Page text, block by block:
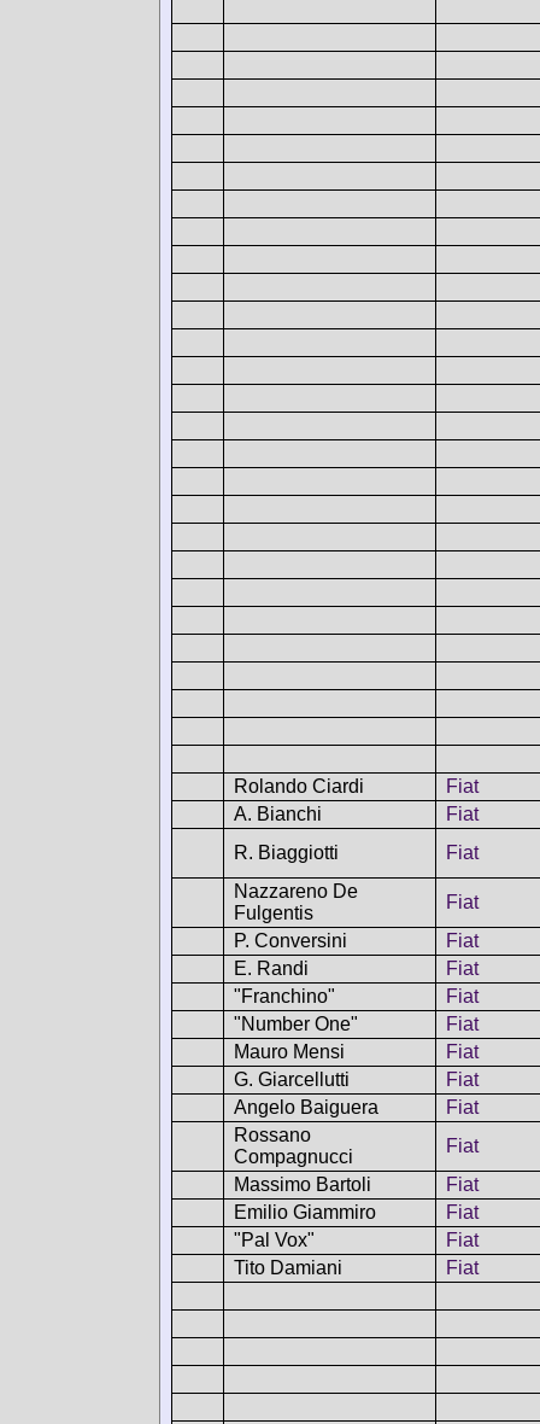
Rolando Ciardi
Fiat
A. Bianchi
Fiat
R. Biaggiotti
Fiat
Nazzareno De
Fulgentis
Fiat
P. Conversini
Fiat
E. Randi
Fiat
"Franchino"
Fiat
"Number One"
Fiat
Mauro Mensi
Fiat
G. Giarcellutti
Fiat
Angelo Baiguera
Fiat
Rossano
Compagnucci
Fiat
Massimo Bartoli
Fiat
Emilio Giammiro
Fiat
"Pal Vox"
Fiat
Tito Damiani
Fiat